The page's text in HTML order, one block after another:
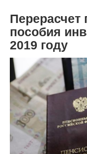
Перерасчет
пособия
2019 году